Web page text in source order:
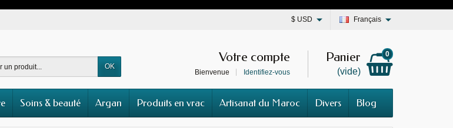
Français
$ USD
OK
Panier
(vide)
0
Votre compte
Bienvenue Identifiez-vous
Soins & beauté Argan Produits en vrac Artisanat du Maroc Divers Blog